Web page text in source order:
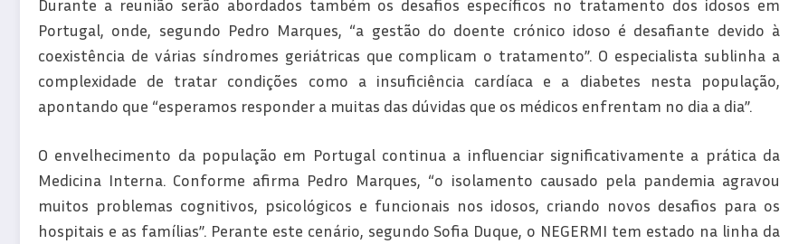
Durante a reunião serão abordados também os desafios específicos no tratamento dos idosos em
Portugal, onde, segundo Pedro Marques, “a gestão do doente crónico idoso é desafiante devido à
coexistência de várias síndromes geriátricas que complicam o tratamento”. O especialista sublinha a
complexidade de tratar condições como a insuficiência cardíaca e a diabetes nesta população,
apontando que “esperamos responder a muitas das dúvidas que os médicos enfrentam no dia a dia”.
O envelhecimento da população em Portugal continua a influenciar significativamente a prática da
Medicina Interna. Conforme afirma Pedro Marques, “o isolamento causado pela pandemia agravou
muitos problemas cognitivos, psicológicos e funcionais nos idosos, criando novos desafios para os
hospitais e as famílias”. Perante este cenário, segundo Sofia Duque, o NEGERMI tem estado na linha da